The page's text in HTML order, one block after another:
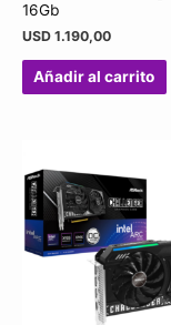
16Gb
USD 1.190,00
Añadir al carrito